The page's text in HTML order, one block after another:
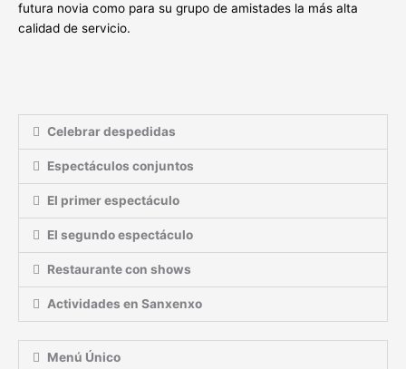
futura novia como para su grupo de amistades la más alta
calidad de servicio.
Celebrar despedidas
Espectáculos conjuntos
El primer espectáculo
El segundo espectáculo
Restaurante con shows
Actividades en Sanxenxo
Menú Único